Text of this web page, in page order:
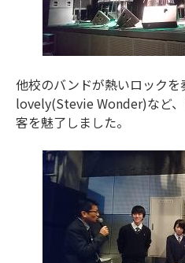
他校のバンドが熱いロック
lovely(Stevie Wonder)など
客を魅了しました。